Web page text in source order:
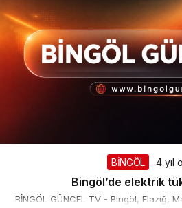
BİNGÖL 4 yıl
Bingöl’de elektrik
BİNGÖL GÜNCEL TV - Bingöl, Elazığ,